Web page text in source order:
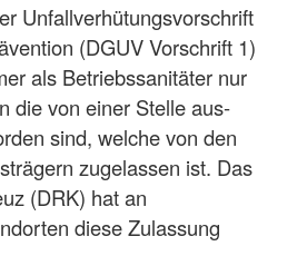
Unfallverhütungsvorschrift
(DGUV Vorschrift 1)
als Betriebssanitäter nur
die von einer Stelle aus-
sind, welche von den
zugelassen ist. Das
(DRK) hat an
diese Zulassung